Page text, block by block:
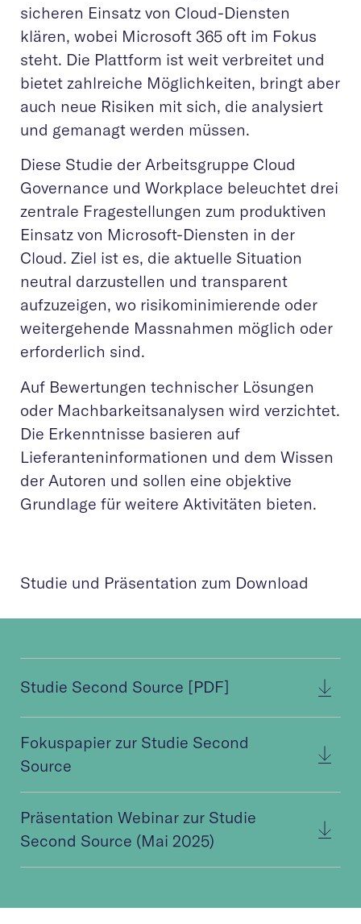
sicheren Einsatz von Cloud-Diensten
klären, wobei Microsoft 365 oft im Fokus
steht. Die Plattform ist weit verbreitet und
bietet zahlreiche Möglichkeiten, bringt aber
auch neue Risiken mit sich, die analysiert
und gemanagt werden müssen.
Diese Studie der Arbeitsgruppe Cloud
Governance und Workplace beleuchtet drei
zentrale Fragestellungen zum produktiven
Einsatz von Microsoft-Diensten in der
Cloud. Ziel ist es, die aktuelle Situation
neutral darzustellen und transparent
aufzuzeigen, wo risikominimierende oder
weitergehende Massnahmen möglich oder
erforderlich sind.
Auf Bewertungen technischer Lösungen
oder Machbarkeitsanalysen wird verzichtet.
Die Erkenntnisse basieren auf
Lieferanteninformationen und dem Wissen
der Autoren und sollen eine objektive
Grundlage für weitere Aktivitäten bieten.
Studie und Präsentation zum Download
Studie Second Source [PDF]
Fokuspapier zur Studie Second
Source
Präsentation Webinar zur Studie
Second Source (Mai 2025)